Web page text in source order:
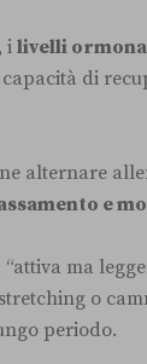
i livelli
di
alternare
e
ma
o
periodo.